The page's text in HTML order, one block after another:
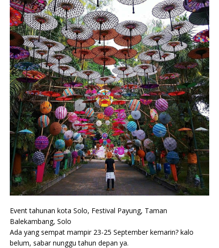
Event tahunan kota Solo, Festival Payung, Taman
Balekambang, Solo
Ada yang sempat mampir 23-25 September kemarin? kalo
belum, sabar nunggu tahun depan ya.